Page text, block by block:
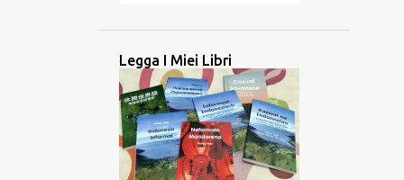
BATANES BAYBAYIN BILINGUE
BRAHMI BRITANNICO BRUNEI
CAMBOGIA CANADA CANADESE
CANCELLAZIONE CULTURALE
Legga I Miei Libri